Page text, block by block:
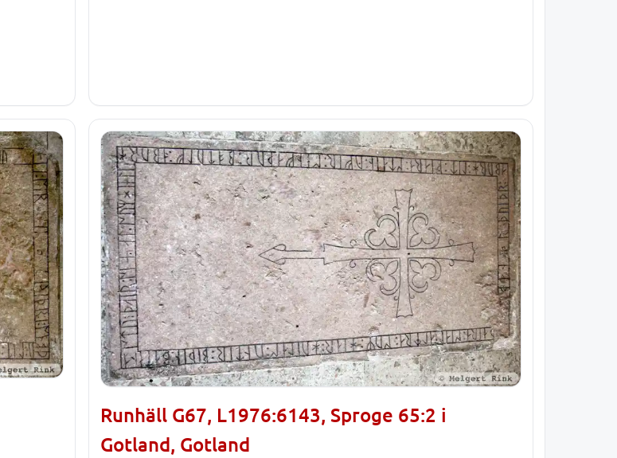
Runhäll G67, L1976:6143, Sproge 65:2 i
Gotland, Gotland